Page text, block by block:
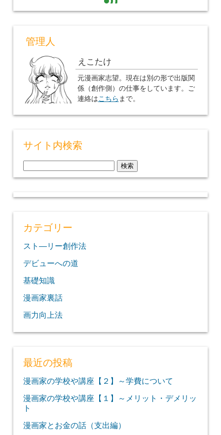
管理人
えこたけ
元漫画家志望。現在は別の形で出版関
係（創作側）の仕事をしています。ご
連絡はこちら まで。
サイト内検索
索:
カテゴリー
スト―リー創作法
デビューへの道
基礎知識
漫画家裏話
画力向上法
最近の投稿
漫画家の学校や講座【２】～学費について
漫画家の学校や講座【１】～メリット・デメリッ
ト
漫画家とお金の話（支出編）